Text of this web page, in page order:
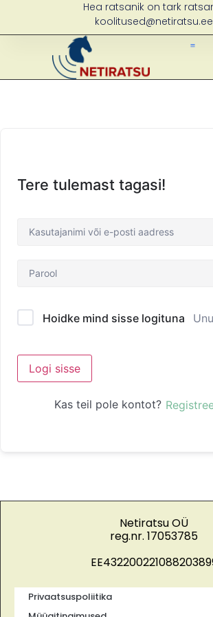
Hea ratsanik on tark
koolitused@netiratsu.ee
Tere tulemast tagasi!
Hoidke mind sisse logituna
Logi sisse
Kas teil pole kontot?
Netiratsu OÜ
reg.nr. 17053785
Privaatsuspoliitika